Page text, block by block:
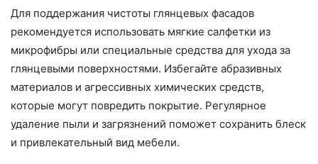
Для поддержания чистоты глянцевых фасадов
рекомендуется использовать мягкие салфетки из
микрофибры или специальные средства для ухода за
глянцевыми поверхностями. Избегайте абразивных
материалов и агрессивных химических средств,
которые могут повредить покрытие. Регулярное
удаление пыли и загрязнений поможет сохранить блеск
и привлекательный вид мебели.